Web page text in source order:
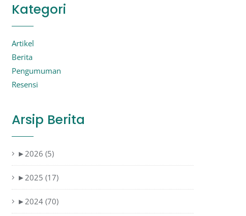
Kategori
Artikel
Berita
Pengumuman
Resensi
Arsip Berita
►2026 (5)
►2025 (17)
►2024 (70)